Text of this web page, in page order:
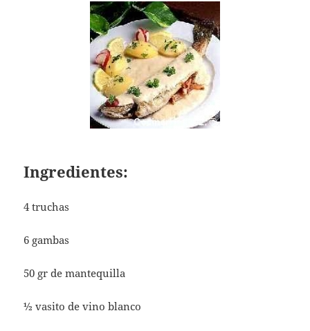
Ingredientes:
4 truchas
6 gambas
50 gr de mantequilla
½ vasito de vino blanco